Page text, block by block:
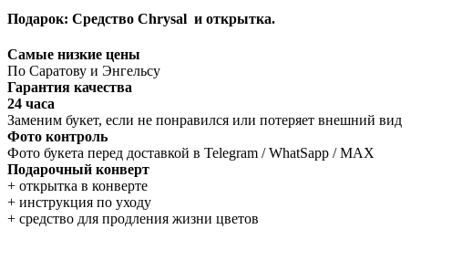
Подарок: Средство Chrysal и открытка.
Самые низкие цены
По Саратову и Энгельсу
Гарантия качества
24 часа
Заменим букет, если не понравился или потеряет внешний вид
Фото контроль
Фото букета перед доставкой в Telegram / WhatSapp / MAX
Подарочный конверт
+ открытка в конверте
+ инструкция по уходу
+ средство для продления жизни цветов